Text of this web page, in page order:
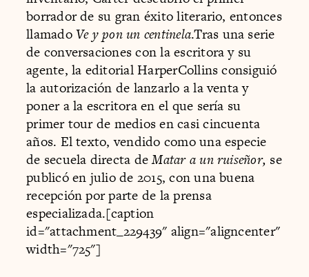
borrador de su gran éxito literario, entonces
llamadoVe y pon un centinela.Tras una serie
de conversaciones con la escritora y su
agente, la editorial HarperCollins consiguió
la autorización de lanzarlo a la venta y
poner a la escritora en el que sería su
primer tour de medios en casi cincuenta
años. El texto, vendido como una especie
de secuela directa deMatar a un ruiseñor, se
publicó en julio de 2015, con una buena
recepción por parte de la prensa
especializada.[caption
id="attachment_229439" align="aligncenter"
width="725"]